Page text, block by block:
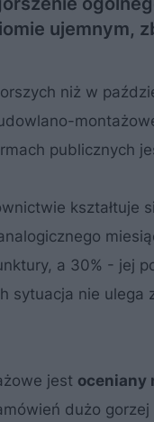
ujemnym,
niż w
publicznych
kształtuje
a 30% - jej
sytuacja nie
jest oceniany
dużo